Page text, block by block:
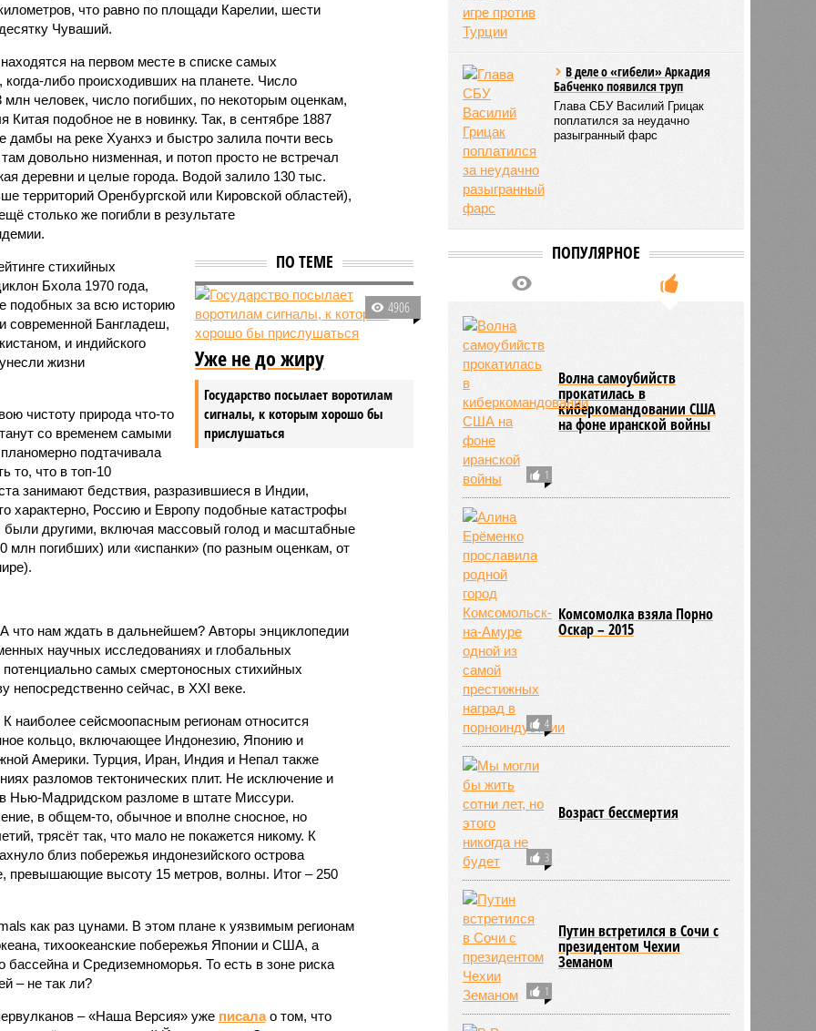
что равно по площади Карелии, шести
Чуваший.
на первом месте в списке самых
либо происходивших на планете. Число
млн человек, число погибших, по некоторым оценкам,
подобное не в новинку. Так, в сентябре 1887
дамбы на реке Хуанхэ и быстро залила почти весь
довольно низменная, и потоп просто не встречал
деревни и целые города. Водой залило 130 тыс.
территорий Оренбургской или Кировской областей),
столько же погибли в результате
ПО ТЕМЕ
4906
Уже не до жиру
Государство посылает воротилам
сигналы, к которым хорошо бы
прислушаться
стихийных
Бхола 1970 года,
за всю историю
современной Бангладеш,
и индийского
жизни
чистоту природа что-то
со временем самыми
подтачивала
то, что в топ-10
занимают бедствия, разразившиеся в Индии,
характерно, Россию и Европу подобные катастрофы
были другими, включая массовый голод и масштабные
млн погибших) или «испанки» (по разным оценкам, от
что нам ждать в дальнейшем? Авторы энциклопедии
научных исследованиях и глобальных
потенциально самых смертоносных стихийных
непосредственно сейчас, в XXI веке.
наиболее сейсмоопасным регионам относится
кольцо, включающее Индонезию, Японию и
Америки. Турция, Иран, Индия и Непал также
разломов тектонических плит. Не исключение и
Нью-Мадридском разломе в штате Миссури.
в общем-то, обычное и вполне сносное, но
трясёт так, что мало не покажется никому. К
близ побережья индонезийского острова
превышающие высоту 15 метров, волны. Итог – 250
как раз цунами. В этом плане к уязвимым регионам
тихо­океанские побережья Японии и США, а
бассейна и Средиземноморья. То есть в зоне риска
– не так ли?
– «Наша Версия» уже писалао том, что
В деле о «гибели» Аркадия
Бабченко появился труп
Глава СБУ Василий Грицак
поплатился за неудачно
разыгранный фарс
ПОПУЛЯРНОЕ
1
Волна самоубийств
прокатилась в
киберкомандовании США
на фоне иранской войны
4
Комсомолка взяла Порно
Оскар – 2015
3
Возраст бессмертия
1
Путин встретился в Сочи с
президентом Чехии
Земаном